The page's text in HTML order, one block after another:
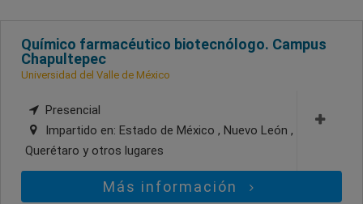
Químico farmacéutico biotecnólogo. Campus
Chapultepec
Universidad del Valle de México
Presencial
Impartido en: Estado de México , Nuevo León ,
Querétaro y otros lugares
Más información